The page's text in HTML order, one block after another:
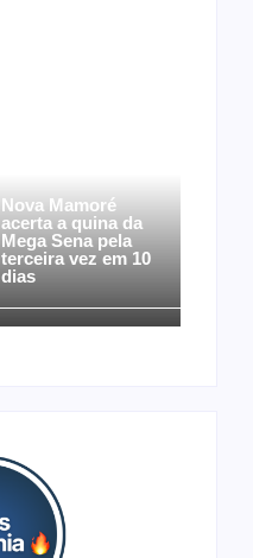
Nova Mamoré
acerta a quina da
Mega Sena pela
terceira vez em 10
dias